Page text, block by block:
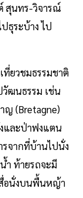
สุนทร-วิจารณ์
ระบ้าง ไป
ยวชมธรรมชาติ
ฒนธรรม เช่น
ญ (Bretagne)
และป่าฟงแตน
รจากที่บ้านไปนั่ง
ำ ท้ายรถจะมี
สื่อนั่งบนพื้นหญ้า